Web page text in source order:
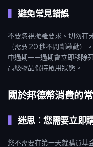
避免常見錯誤
不要忽視撤離要求。切勿在
（需要 20 秒不間斷啟動）
中過期——過期會立即移除
高級物品保持啟用狀態。
關於邦德幣消費的
迷思：您需要立即
您不需要在第一天就購買基